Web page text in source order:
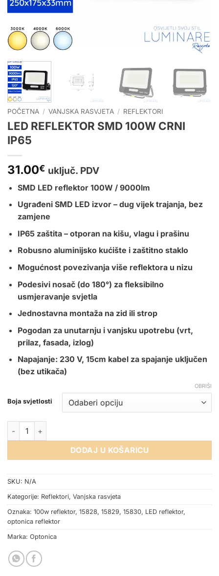
POČETNA / VANJSKA RASVJETA / REFLEKTORI
LED REFLEKTOR SMD 100W CRNI
IP65
31.00€ uključ. PDV
SMD LED reflektor 100W / 9000lm
Ugrađeni SMD LED izvor – dug vijek trajanja, bez
zamjene
IP65 zaštita – otporan na kišu, vlagu i prašinu
Robusno aluminijsko kućište i zaštitno staklo
Mogućnost povezivanja više reflektora u nizu
Podesivi nosač (do 180°) za fleksibilno
usmjeravanje svjetla
Jednostavna montaža na zid ili strop
Pogodan za unutarnju i vanjsku upotrebu (vrt,
prilaz, fasada, izlog)
Napajanje: 230 V, 15cm kabel za spajanje uključen
(bez utikača)
Boja svjetlosti
OBRIŠI
LED REFLEKTOR SMD 100W CRNI IP65 količina
DODAJ U KOŠARICU
SKU: N/A
Kategorije: Reflektori, Vanjska rasvjeta
Oznaka: 100w reflektor, 15828, 15829, 15830, LED reflektor,
optonica reflektor
Marka: Optonica